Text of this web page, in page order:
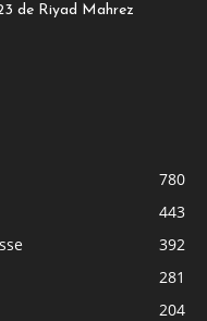
de Riyad Mahrez
780
443
392
281
204